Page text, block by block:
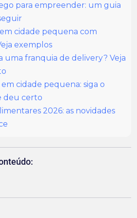
para empreender: um guia
cidade pequena com
exemplos
uma franquia de delivery? Veja
cidade pequena: siga o
deu certo
2026: as novidades